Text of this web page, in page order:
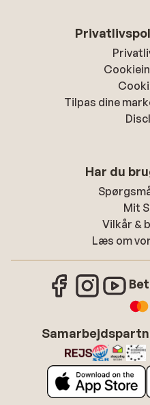
Tilpas dine
Har du
Mit
Vilkår &
Læs om